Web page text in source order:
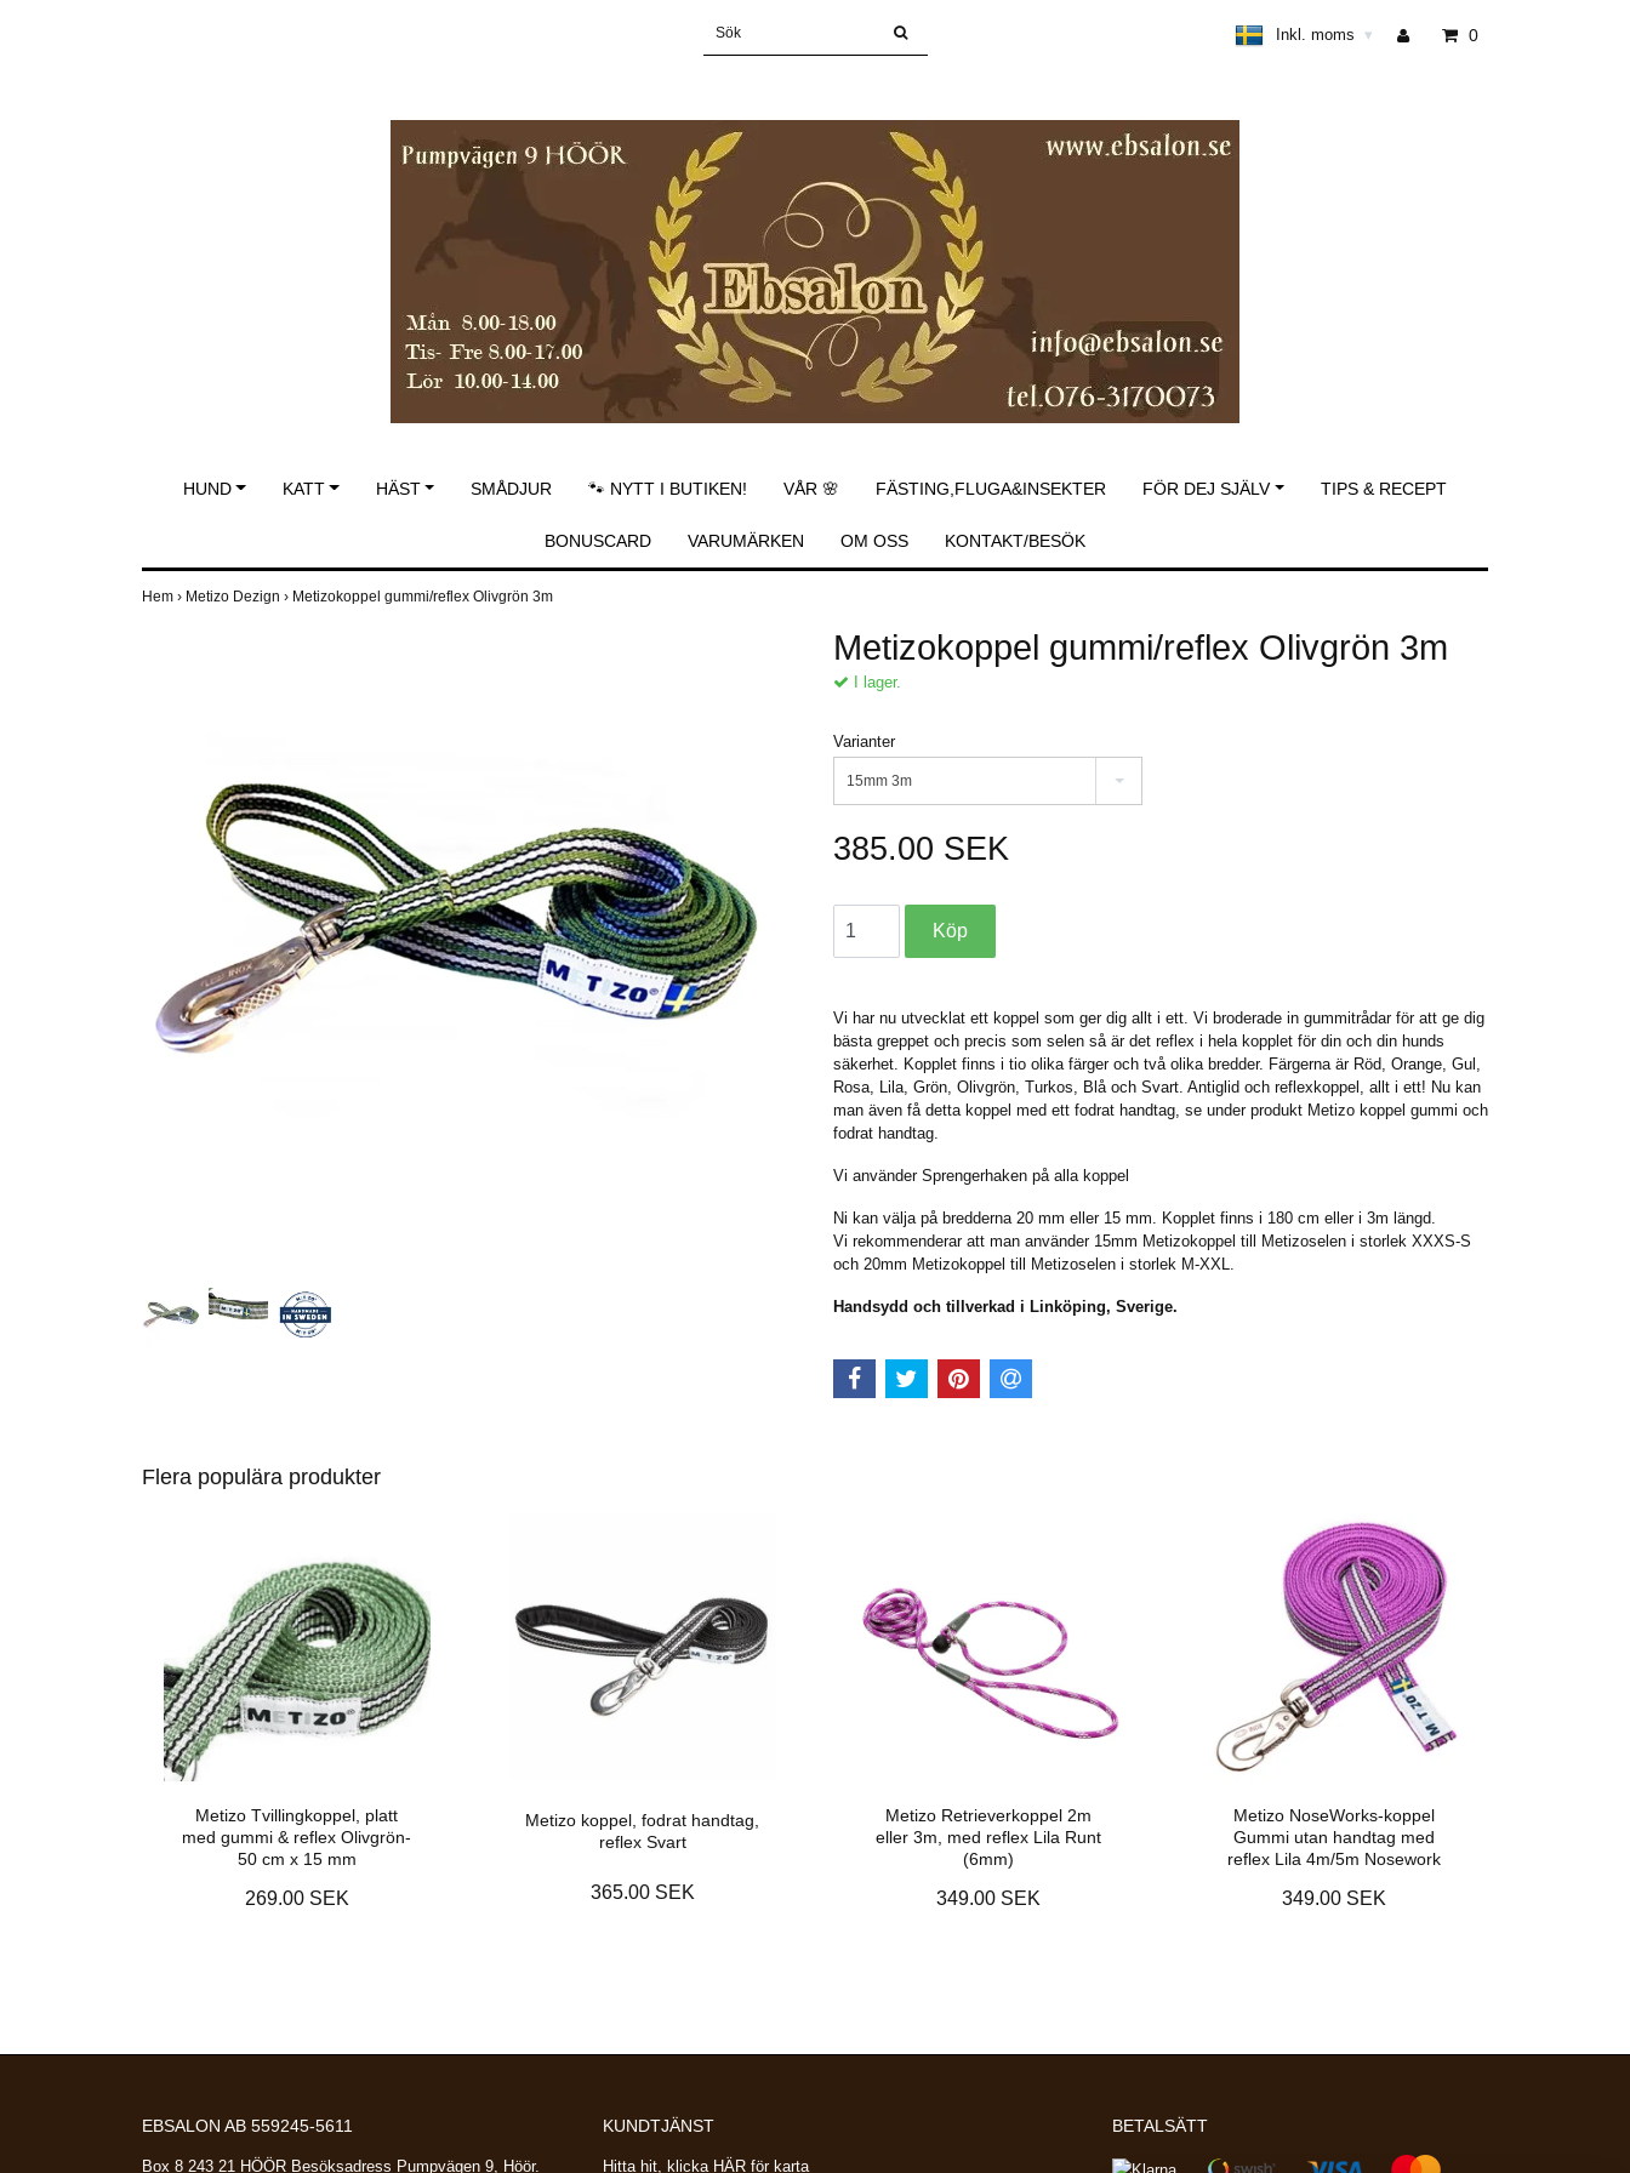
Inkl. moms ▾ 0
HUND KATT HÄST SMÅDJUR 🐾 NYTT I BUTIKEN! VÅR 🌸 FÄSTING,FLUGA&INSEKTER FÖR DEJ SJÄLV TIPS & RECEPT
BONUSCARD VARUMÄRKEN OM OSS KONTAKT/BESÖK
Hem › Metizo Dezign › Metizokoppel gummi/reflex Olivgrön 3m
Metizokoppel gummi/reflex Olivgrön 3m
I lager.
Varianter
15mm 3m
385.00 SEK
Vi har nu utvecklat ett koppel som ger dig allt i ett. Vi broderade in gummitrådar för att ge dig
bästa greppet och precis som selen så är det reflex i hela kopplet för din och din hunds
säkerhet. Kopplet finns i tio olika färger och två olika bredder. Färgerna är Röd, Orange, Gul,
Rosa, Lila, Grön, Olivgrön, Turkos, Blå och Svart. Antiglid och reflexkoppel, allt i ett! Nu kan
man även få detta koppel med ett fodrat handtag, se under produkt Metizo koppel gummi och
fodrat handtag.
Vi använder Sprengerhaken på alla koppel
Ni kan välja på bredderna 20 mm eller 15 mm. Kopplet finns i 180 cm eller i 3m längd.
Vi rekommenderar att man använder 15mm Metizokoppel till Metizoselen i storlek XXXS-S
och 20mm Metizokoppel till Metizoselen i storlek M-XXL.
Handsydd och tillverkad i Linköping, Sverige.
Flera populära produkter
Metizo Tvillingkoppel, platt
med gummi & reflex Olivgrön-
50 cm x 15 mm
269.00 SEK
Metizo koppel, fodrat handtag,
reflex Svart
365.00 SEK
Metizo Retrieverkoppel 2m
eller 3m, med reflex Lila Runt
(6mm)
349.00 SEK
Metizo NoseWorks-koppel
Gummi utan handtag med
reflex Lila 4m/5m Nosework
349.00 SEK
EBSALON AB 559245-5611
Box 8 243 21 HÖÖR Besöksadress Pumpvägen 9, Höör.
KUNDTJÄNST
Hitta hit, klicka HÄR för karta
BETALSÄTT